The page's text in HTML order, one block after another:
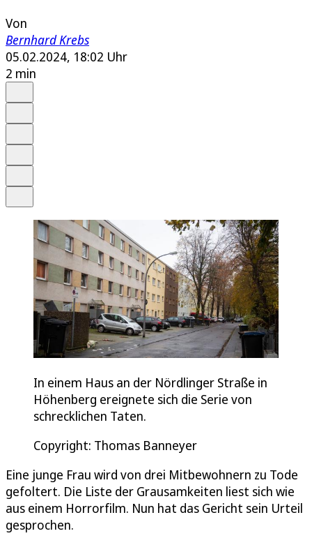
Von
Bernhard Krebs
05.02.2024, 18:02 Uhr
2 min
In einem Haus an der Nördlinger Straße in
Höhenberg ereignete sich die Serie von
schrecklichen Taten.
Copyright: Thomas Banneyer
Eine junge Frau wird von drei Mitbewohnern zu Tode
gefoltert. Die Liste der Grausamkeiten liest sich wie
aus einem Horrorfilm. Nun hat das Gericht sein Urteil
gesprochen.